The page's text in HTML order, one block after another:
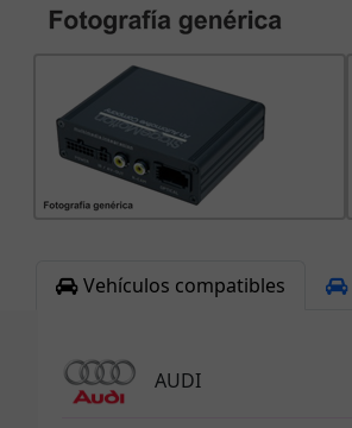
Vehículos compatibles
AUDI